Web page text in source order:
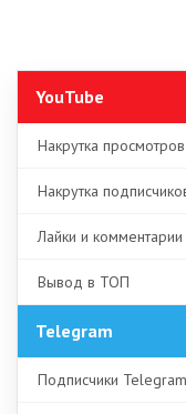
YouTube
Накрутка просмотров
Накрутка
Лайки и комментарии
Вывод в ТОП
Telegram
Подписчики Telegram